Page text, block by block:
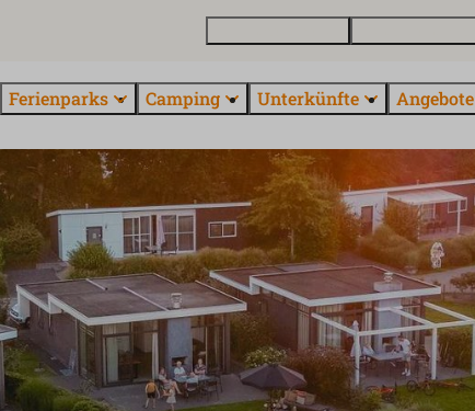
Ferienparks Camping Unterkünfte Angebote